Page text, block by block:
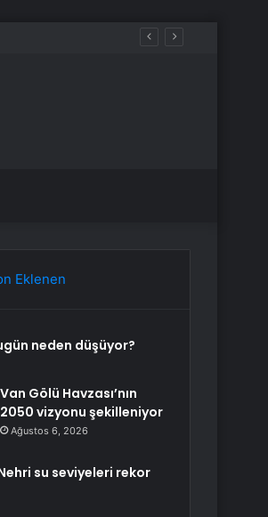
Eklenen
neden düşüyor?
Van Gölü Havzası’nın
2050 vizyonu şekilleniyor
Ağustos 6, 2026
su seviyeleri rekor